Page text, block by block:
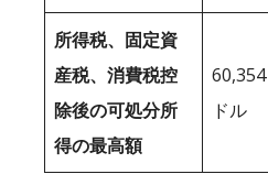
所得税、固定資
産税、消費税控
除後の可処分所
得の最高額
60,354
ドル